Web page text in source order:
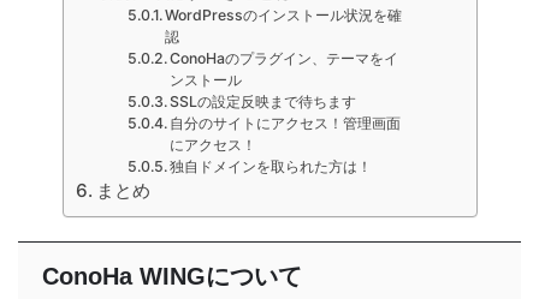
WordPressのインストール状況を確
認
ConoHaのプラグイン、テーマをイ
ンストール
SSLの設定反映まで待ちます
自分のサイトにアクセス！管理画面
にアクセス！
独自ドメインを取られた方は！
まとめ
ConoHa WINGについて